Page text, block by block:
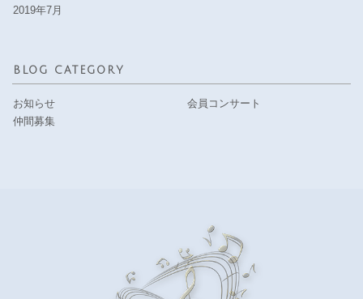
2019年7月
BLOG CATEGORY
お知らせ
仲間募集
会員コンサート